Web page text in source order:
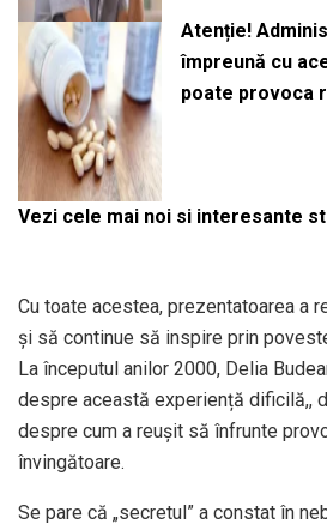
Atenție!
împreună cu
poate provoca
Vezi cele mai noi si interesante
Cu toate acestea, prezentatoarea a
și să continue să inspire prin
La începutul anilor 2000, Delia
despre această experiență dificilă,,
despre cum a reușit să înfrunte
învingătoare.
Se pare că „secretul” a constat în